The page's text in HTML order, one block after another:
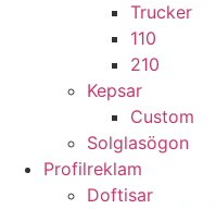
Trucker
110
210
Kepsar
Custom
Solglasögon
Profilreklam
Doftisar